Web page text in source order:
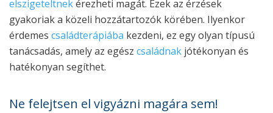
elszigeteltnekérezheti magát. Ezek az érzések
gyakoriak a közeli hozzátartozók körében. Ilyenkor
érdemes családterápiába kezdeni, ez egy olyan típusú
tanácsadás, amely az egész családnak jótékonyan és
hatékonyan segíthet.
Ne felejtsen el vigyázni magára sem!